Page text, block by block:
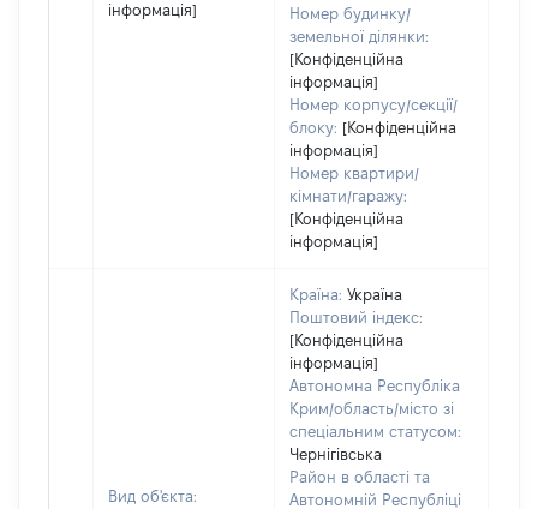
інформація]
Номер будинку/
земельної ділянки:
[Конфіденційна
інформація]
Номер корпусу/секції/
блоку: [Конфіденційна
інформація]
Номер квартири/
кімнати/гаражу:
[Конфіденційна
інформація]
Вид об'єкта:
Країна: Україна
Поштовий індекс:
[Конфіденційна
інформація]
Автономна Республіка
Крим/область/місто зі
спеціальним статусом:
Чернігівська
Район в області та
Автономній Республіці